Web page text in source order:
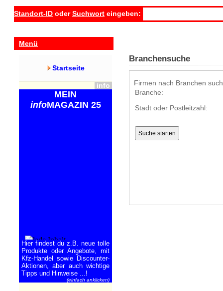
Standort-ID oderSuchwort eingeben:
Menü
Startseite
info
MEIN
infoMAGAZIN 25
Hier findest du z.B. neue tolle
Produkte oder Angebote, mit
Kfz-Handel sowie Discounter-
Aktionen, aber auch wichtige
Tipps und Hinweise ...!
(einfach anklicken)
Branchensuche
Firmen nach Branchen
Branche:
Stadt oder Postleitzahl: